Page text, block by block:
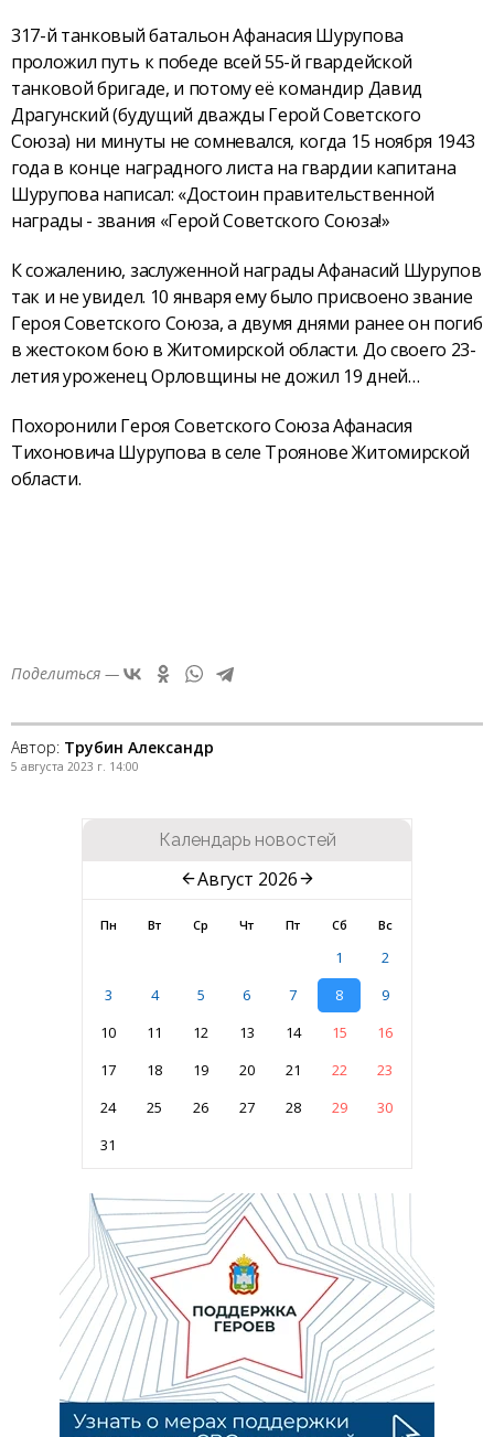
317-й танковый батальон Афанасия Шурупова
проложил путь к победе всей 55-й гвардейской
танковой бригаде, и потому её командир Давид
Драгунский (будущий дважды Герой Советского
Союза) ни минуты не сомневался, когда 15 ноября 1943
года в конце наградного листа на гвардии капитана
Шурупова написал: «Достоин правительственной
награды - звания «Герой Советского Союза!»
К сожалению, заслуженной награды Афанасий Шурупов
так и не увидел. 10 января ему было присвоено звание
Героя Советского Союза, а двумя днями ранее он погиб
в жестоком бою в Житомирской области. До своего 23-
летия уроженец Орловщины не дожил 19 дней…
Похоронили Героя Советского Союза Афанасия
Тихоновича Шурупова в селе Троянове Житомирской
области.
Поделиться —
Автор: Трубин Александр
5 августа 2023 г. 14:00
Календарь новостей
Август 2026
Пн Вт Ср Чт Пт Сб Вс
1
2
3
4 5 6 7 8
9
10
11 12 13 14 15
16
17
18 19 20 21 22
23
24
25 26 27 28 29
30
31